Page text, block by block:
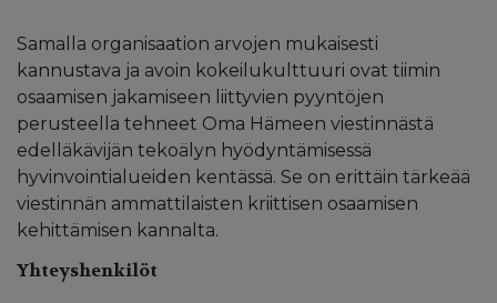
Samalla organisaation arvojen mukaisesti
kannustava ja avoin kokeilukulttuuri ovat tiimin
osaamisen jakamiseen liittyvien pyyntöjen
perusteella tehneet Oma Hämeen viestinnästä
edelläkävijän tekoälyn hyödyntämisessä
hyvinvointialueiden kentässä. Se on erittäin tärkeää
viestinnän ammattilaisten kriittisen osaamisen
kehittämisen kannalta.
Yhteyshenkilöt